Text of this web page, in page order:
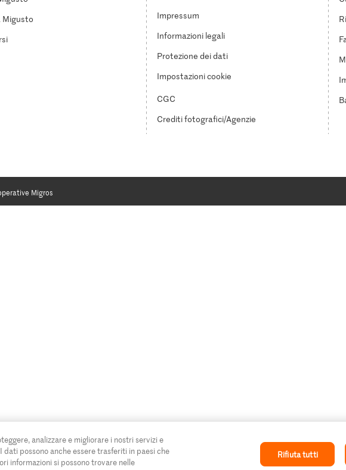
Migusto
Impressum
Informazioni legali
Protezione dei dati
Impostazioni cookie
CGC
Crediti fotografici/Agenzie
Migros
analizzare e migliorare i nostri servizi e
possono anche essere trasferiti in paesi che
informazioni si possono trovare nelle
Rifiuta tutti